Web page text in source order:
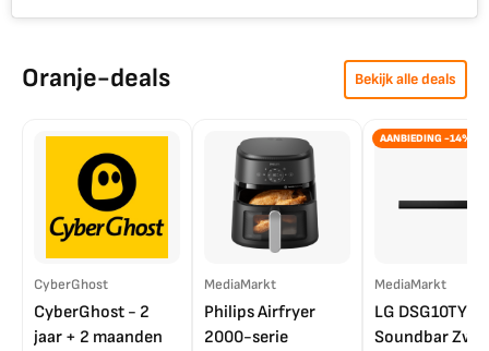
Oranje-deals Bekijk alle deals
CyberGhost
CyberGhost - 2
jaar + 2 maanden
MediaMarkt
Philips Airfryer
2000-serie
AANBIEDING -14%
MediaMarkt
LG DSG10TY
Soundbar